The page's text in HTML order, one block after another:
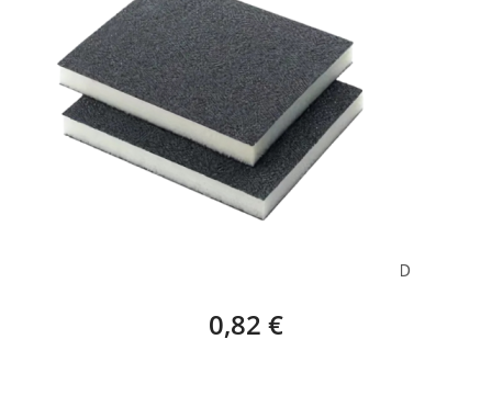
TACO ESPONJA LIJA PLANA FINA – 1 UNIDAD
0,82 €